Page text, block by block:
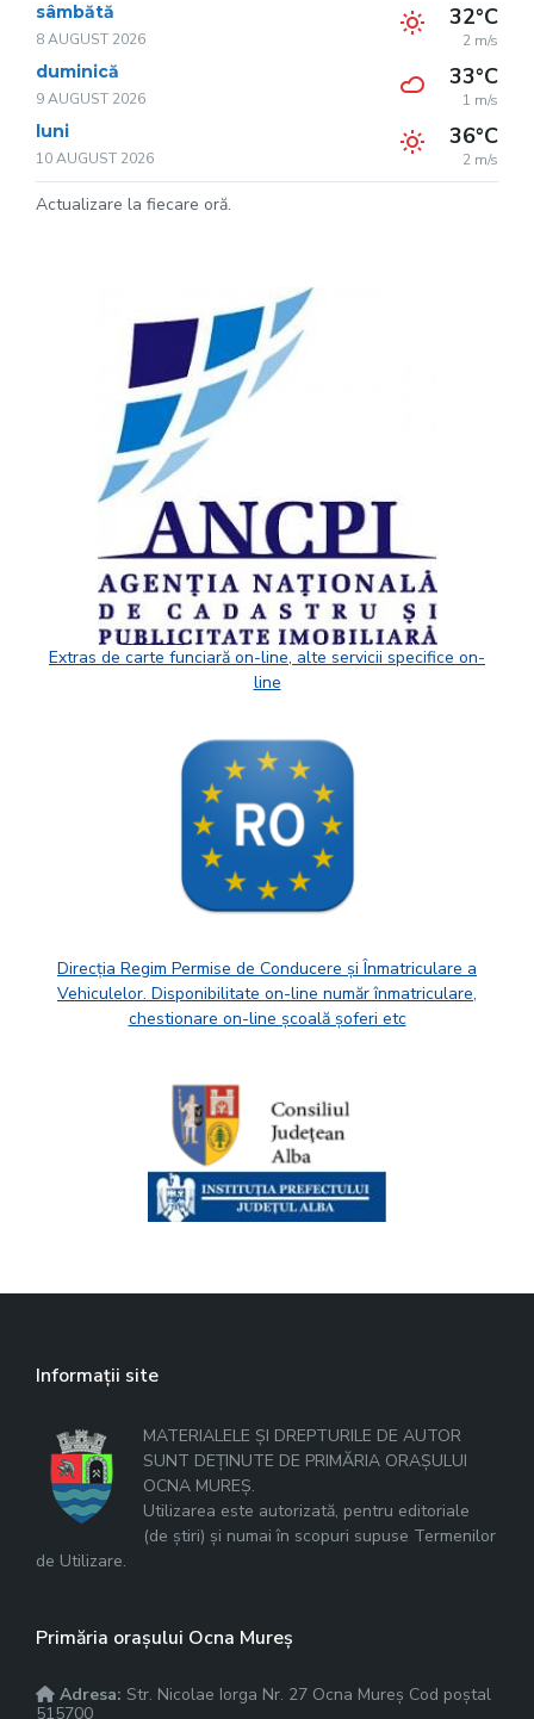
sâmbătă
8 AUGUST 2026
32°C
2 m/s
duminică
9 AUGUST 2026
33°C
1 m/s
luni
10 AUGUST 2026
36°C
2 m/s
Actualizare la fiecare oră.
Extras de carte funciară on-line, alte servicii specifice on-
line
Direcția Regim Permise de Conducere și Înmatriculare a
Vehiculelor. Disponibilitate on-line număr înmatriculare,
chestionare on-line școală șoferi etc
Informații site
MATERIALELE ȘI DREPTURILE DE AUTOR
SUNT DEȚINUTE DE PRIMĂRIA ORAȘULUI
OCNA MUREȘ.
Utilizarea este autorizată, pentru editoriale
(de știri) și numai în scopuri supuse Termenilor
de Utilizare.
Primăria orașului Ocna Mureș
Adresa: Str. Nicolae Iorga Nr. 27 Ocna Mureș Cod poștal
515700